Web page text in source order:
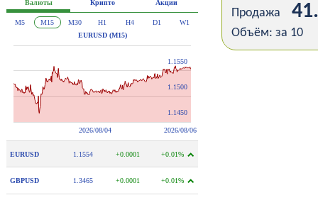
Продажа
Объём: за 10